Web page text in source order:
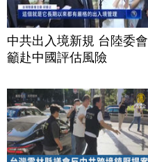
中共出入境新規 台陸委會
籲赴中國評估風險